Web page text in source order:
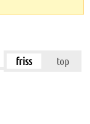
friss top